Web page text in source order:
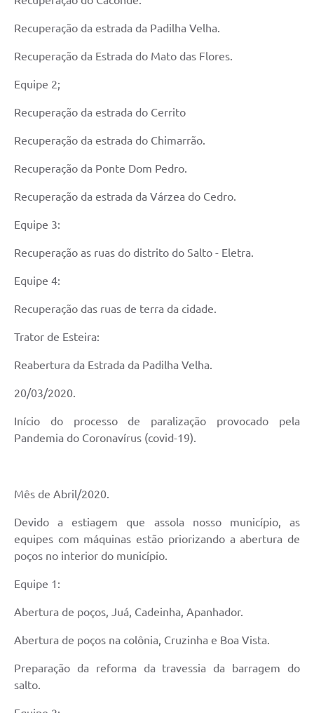
Recuperação da estrada da Padilha Velha.
Recuperação da Estrada do Mato das Flores.
Equipe 2;
Recuperação da estrada do Cerrito
Recuperação da estrada do Chimarrão.
Recuperação da Ponte Dom Pedro.
Recuperação da estrada da Várzea do Cedro.
Equipe 3:
Recuperação as ruas do distrito do Salto - Eletra.
Equipe 4:
Recuperação das ruas de terra da cidade.
Trator de Esteira:
Reabertura da Estrada da Padilha Velha.
20/03/2020.
Início do processo de paralização provocado pela
Pandemia do Coronavírus (covid-19).
Mês de Abril/2020.
Devido a estiagem que assola nosso município, as
equipes com máquinas estão priorizando a abertura de
poços no interior do município.
Equipe 1:
Abertura de poços, Juá, Cadeinha, Apanhador.
Abertura de poços na colônia, Cruzinha e Boa Vista.
Preparação da reforma da travessia da barragem do
salto.